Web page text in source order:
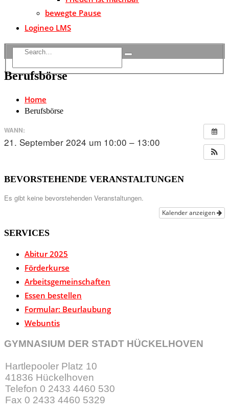
bewegte Pause
Logineo LMS
Berufsbörse
Home
Berufsbörse
WANN:
21. September 2024 um 10:00 – 13:00
BEVORSTEHENDE VERANSTALTUNGEN
Es gibt keine bevorstehenden Veranstaltungen.
Kalender anzeigen
SERVICES
Abitur 2025
Förderkurse
Arbeitsgemeinschaften
Essen bestellen
Formular: Beurlaubung
Webuntis
GYMNASIUM DER STADT HÜCKELHOVEN
Hartlepooler Platz 10
41836 Hückelhoven
Telefon 0 2433 4460 530
Fax 0 2433 4460 5329